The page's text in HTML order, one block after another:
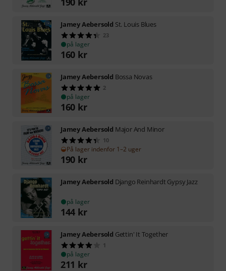
Jamey Aebersold St. Louis Blues
23
på lager
160 kr
Jamey Aebersold Bossa Novas
2
på lager
160 kr
Jamey Aebersold Major And Minor
10
På lager indenfor 1–2 uger
190 kr
Jamey Aebersold Django Reinhardt Gypsy Jazz
på lager
144 kr
Jamey Aebersold Gettin' It Together
1
på lager
211 kr